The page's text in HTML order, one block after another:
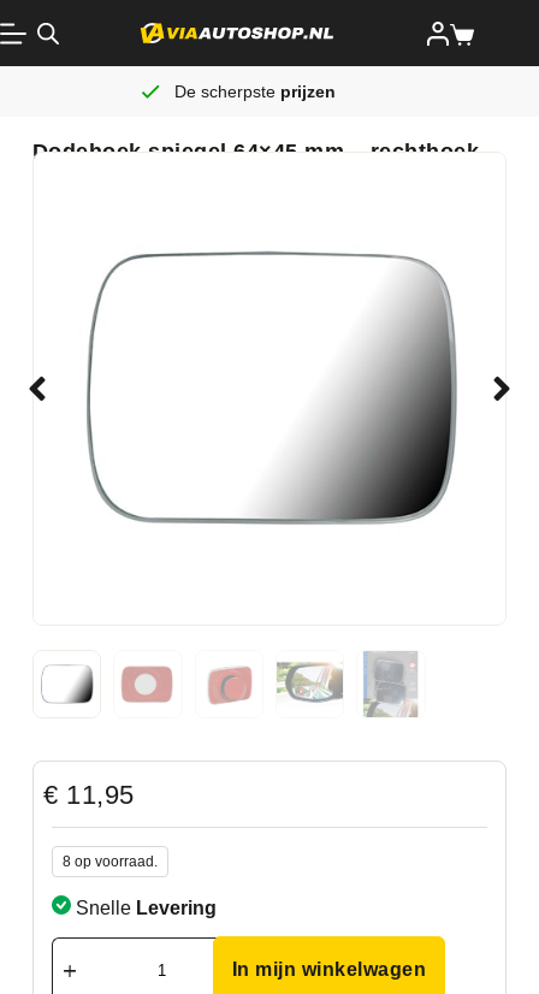
De scherpste prijzen
Dodehoek spiegel 64×45 mm – rechthoek
€ 11,95
8 op voorraad.
Snelle Levering
In mijn winkelwagen